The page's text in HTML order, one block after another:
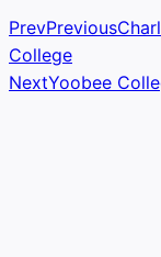
PrevPrevious
College
NextYoobee